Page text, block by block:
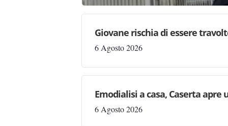
Giovane rischia di essere
6 Agosto 2026
Emodialisi a casa, Caserta apre
6 Agosto 2026